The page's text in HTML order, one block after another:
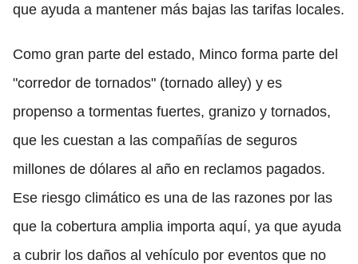
que ayuda a mantener más bajas las tarifas locales.
Como gran parte del estado, Minco forma parte del
"corredor de tornados" (tornado alley) y es
propenso a tormentas fuertes, granizo y tornados,
que les cuestan a las compañías de seguros
millones de dólares al año en reclamos pagados.
Ese riesgo climático es una de las razones por las
que la cobertura amplia importa aquí, ya que ayuda
a cubrir los daños al vehículo por eventos que no